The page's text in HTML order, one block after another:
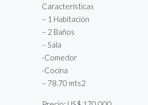
Características
– 1 Habitación
– 2 Baños
– Sala
-Comedor
-Cocina
– 78.70 mts2